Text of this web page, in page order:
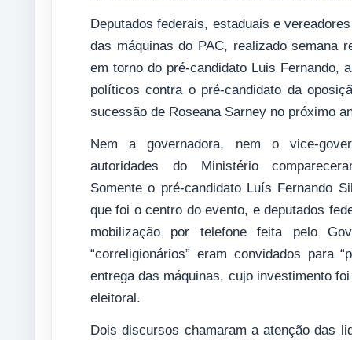
Deputados federais, estaduais e
das máquinas do PAC, realizado semana
em torno do pré-candidato Luis Fernando,
políticos contra o pré-candidato da
sucessão de Roseana Sarney no próximo
Nem a governadora, nem o vice-
autoridades do Ministério
Somente o pré-candidato Luís Fernando
que foi o centro do evento, e deputados
mobilização por telefone feita pelo
“correligionários” eram convidados para
entrega das máquinas, cujo investimento
eleitoral.
Dois discursos chamaram a atenção das